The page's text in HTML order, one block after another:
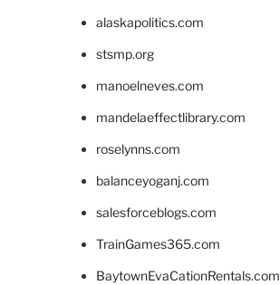
alaskapolitics.com
stsmp.org
manoelneves.com
mandelaeffectlibrary.com
roselynns.com
balanceyoganj.com
salesforceblogs.com
TrainGames365.com
BaytownEvaCationRentals.com